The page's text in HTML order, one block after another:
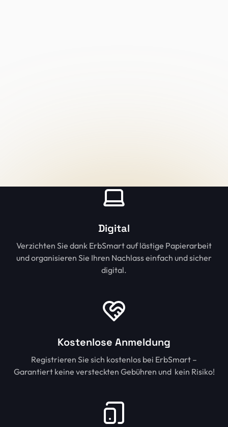
Digital
Verzichten Sie dank ErbSmart auf lästige Papierarbeit
und organisieren Sie Ihren Nachlass einfach und sicher
digital.
Kostenlose Anmeldung
Registrieren Sie sich kostenlos bei ErbSmart –
Garantiert keine versteckten Gebühren und kein Risiko!